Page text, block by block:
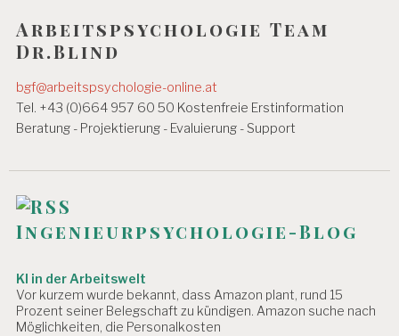
S
T
U
D
E
N
C
E
A
B
EI
T
U
s
n
a
v
i
g
a
t
o
n
Arbeitspsychologie Team
Dr.Blind
bgf@arbeitspsychologie-online.at
Tel. +43 (0)664 957 60 50 Kostenfreie Erstinformation
Beratung - Projektierung - Evaluierung - Support
Ingenieurpsychologie-Blog
KI in der Arbeitswelt
Vor kurzem wurde bekannt, dass Amazon plant, rund 15
Prozent seiner Belegschaft zu kündigen. Amazon suche nach
Möglichkeiten, die Personalkosten